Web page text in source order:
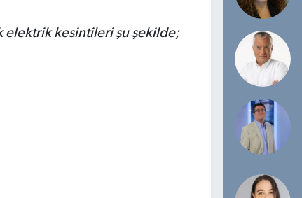
elektrik kesintileri şu şekilde;